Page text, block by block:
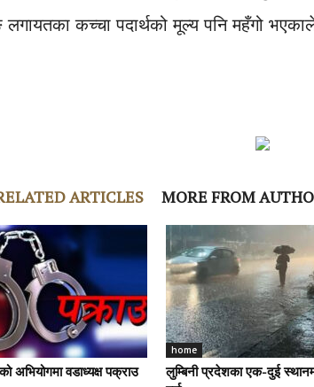
लगायतका कच्चा पदार्थको मूल्‍य पनि महँगो
ARTICLES MORE FROM
अभियोगमा वडाध्यक्ष पक्राउ
home
लुम्बिनी प्रदेशका एक-दुई